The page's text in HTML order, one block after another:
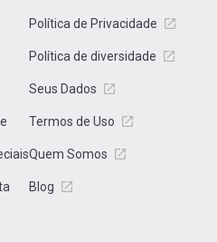
Política de Privacidade
Política de diversidade
Seus Dados
Termos de Uso
Quem Somos
Blog